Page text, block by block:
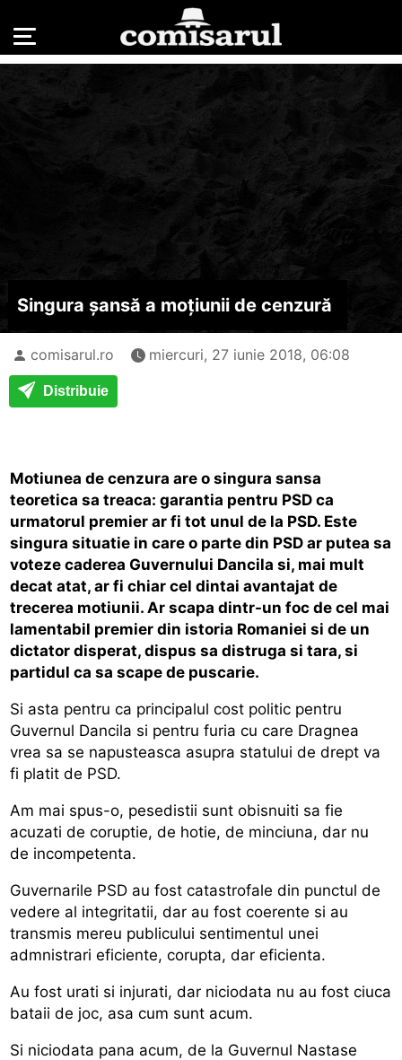
Singura șansă a moțiunii de cenzură
comisarul.ro miercuri, 27 iunie 2018, 06:08
Distribuie
Motiunea de cenzura are o singura sansa
teoretica sa treaca: garantia pentru PSD ca
urmatorul premier ar fi tot unul de la PSD. Este
singura situatie in care o parte din PSD ar putea sa
voteze caderea Guvernului Dancila si, mai mult
decat atat, ar fi chiar cel dintai avantajat de
trecerea motiunii. Ar scapa dintr-un foc de cel mai
lamentabil premier din istoria Romaniei si de un
dictator disperat, dispus sa distruga si tara, si
partidul ca sa scape de puscarie.
Si asta pentru ca principalul cost politic pentru
Guvernul Dancila si pentru furia cu care Dragnea
vrea sa se napusteasca asupra statului de drept va
fi platit de PSD.
Am mai spus-o, pesedistii sunt obisnuiti sa fie
acuzati de coruptie, de hotie, de minciuna, dar nu
de incompetenta.
Guvernarile PSD au fost catastrofale din punctul de
vedere al integritatii, dar au fost coerente si au
transmis mereu publicului sentimentul unei
admnistrari eficiente, corupta, dar eficienta.
Au fost urati si injurati, dar niciodata nu au fost ciuca
bataii de joc, asa cum sunt acum.
Si niciodata pana acum, de la Guvernul Nastase